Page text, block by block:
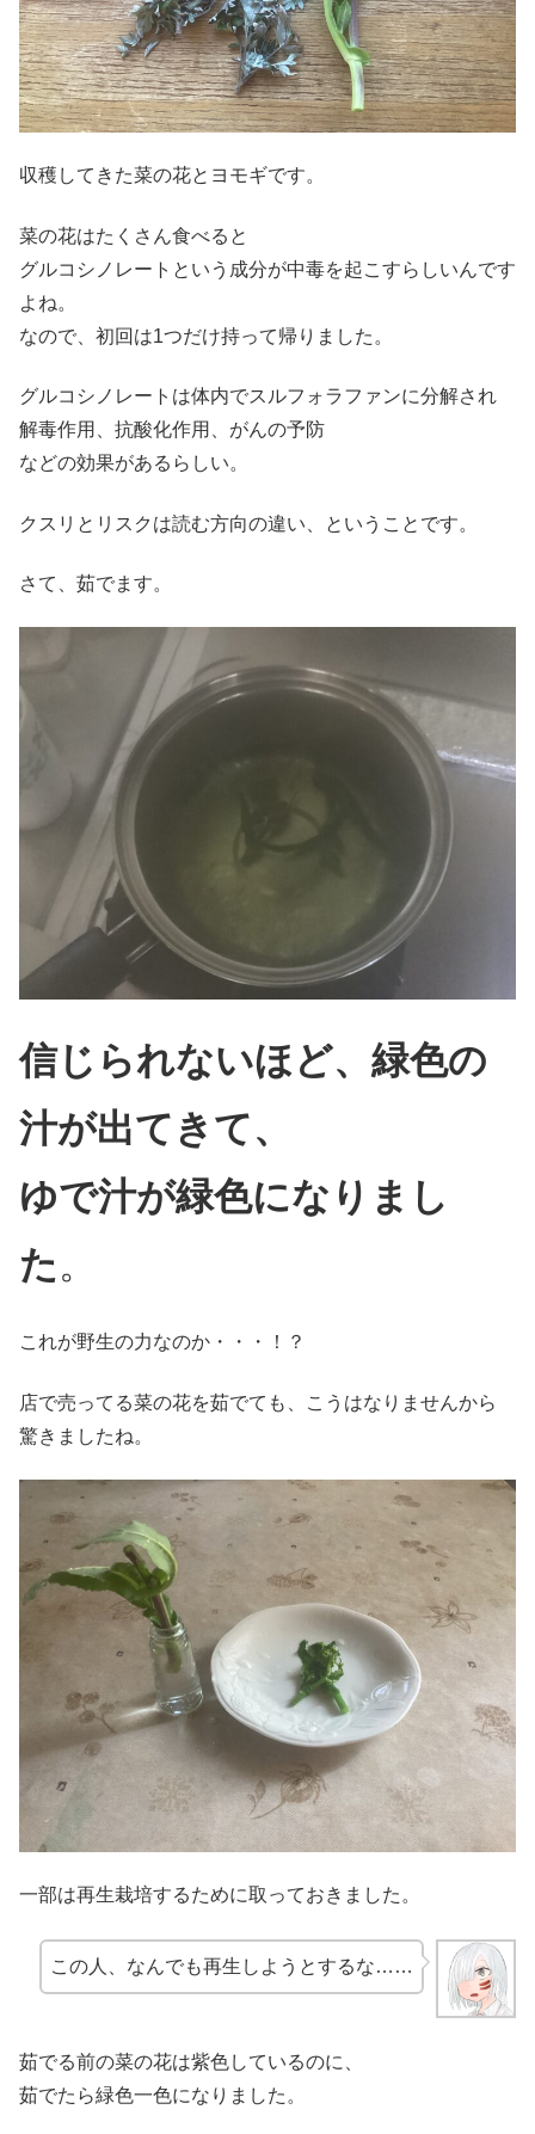
収穫してきた菜の花とヨモギです。
菜の花はたくさん食べると
グルコシノレートという成分が中毒を起こすらしいんです
よね。
なので、初回は1つだけ持って帰りました。
グルコシノレートは体内でスルフォラファンに分解され
解毒作用、抗酸化作用、がんの予防
などの効果があるらしい。
クスリとリスクは読む方向の違い、ということです。
さて、茹でます。
信じられないほど、緑色の
汁が出てきて、
ゆで汁が緑色になりまし
た。
これが野生の力なのか・・・！？
店で売ってる菜の花を茹でても、こうはなりませんから
驚きましたね。
一部は再生栽培するために取っておきました。
この人、なんでも再生しようとするな……
茹でる前の菜の花は紫色しているのに、
茹でたら緑色一色になりました。